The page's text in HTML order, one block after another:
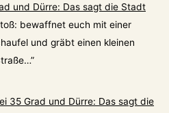
und Dürre: Das sagt die Stadt
bewaffnet euch mit einer
und gräbt einen kleinen
”
35 Grad und Dürre: Das sagt die